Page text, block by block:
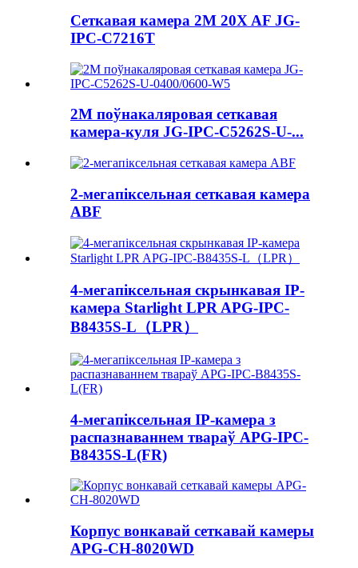
Сеткавая камера 2M 20X AF JG-
IPC-C7216T
2M поўнакаляровая сеткавая
камера-куля JG-IPC-C5262S-U-...
2-мегапіксельная сеткавая камера
ABF
4-мегапіксельная скрынкавая IP-
камера Starlight LPR APG-IPC-
B8435S-L（LPR）
4-мегапіксельная IP-камера з
распазнаваннем твараў APG-IPC-
B8435S-L(FR)
Корпус вонкавай сеткавай камеры
APG-CH-8020WD